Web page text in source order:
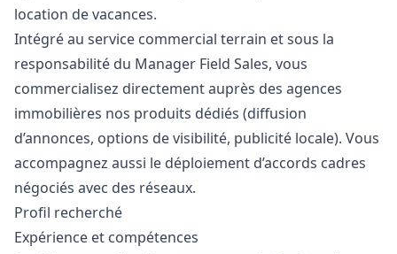
location de vacances.
Intégré au service commercial terrain et sous la
responsabilité du Manager Field Sales, vous
commercialisez directement auprès des agences
immobilières nos produits dédiés (diffusion
d’annonces, options de visibilité, publicité locale). Vous
accompagnez aussi le déploiement d’accords cadres
négociés avec des réseaux.
Profil recherché
Expérience et compétences